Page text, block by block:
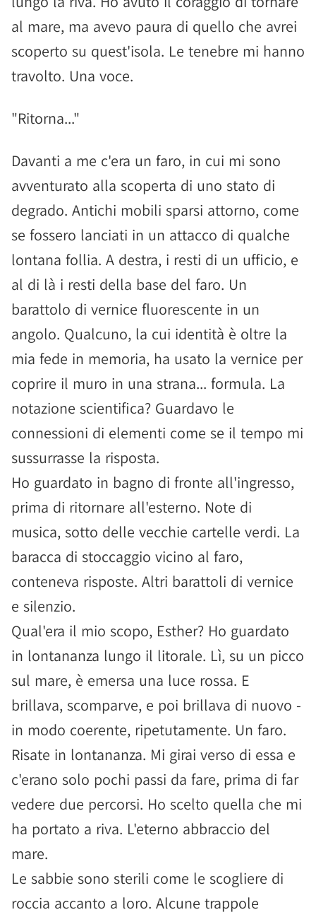
al mare, ma avevo paura di quello che avrei
scoperto su quest'isola. Le tenebre mi hanno
travolto. Una voce.
"Ritorna..."
Davanti a me c'era un faro, in cui mi sono
avventurato alla scoperta di uno stato di
degrado. Antichi mobili sparsi attorno, come
se fossero lanciati in un attacco di qualche
lontana follia. A destra, i resti di un ufficio, e
al di là i resti della base del faro. Un
barattolo di vernice fluorescente in un
angolo. Qualcuno, la cui identità è oltre la
mia fede in memoria, ha usato la vernice per
coprire il muro in una strana... formula. La
notazione scientifica? Guardavo le
connessioni di elementi come se il tempo mi
sussurrasse la risposta.
Ho guardato in bagno di fronte all'ingresso,
prima di ritornare all'esterno. Note di
musica, sotto delle vecchie cartelle verdi. La
baracca di stoccaggio vicino al faro,
conteneva risposte. Altri barattoli di vernice
e silenzio.
Qual'era il mio scopo, Esther? Ho guardato
in lontananza lungo il litorale. Lì, su un picco
sul mare, è emersa una luce rossa. E
brillava, scomparve, e poi brillava di nuovo -
in modo coerente, ripetutamente. Un faro.
Risate in lontananza. Mi girai verso di essa e
c'erano solo pochi passi da fare, prima di far
vedere due percorsi. Ho scelto quella che mi
ha portato a riva. L'eterno abbraccio del
mare.
Le sabbie sono sterili come le scogliere di
roccia accanto a loro. Alcune trappole